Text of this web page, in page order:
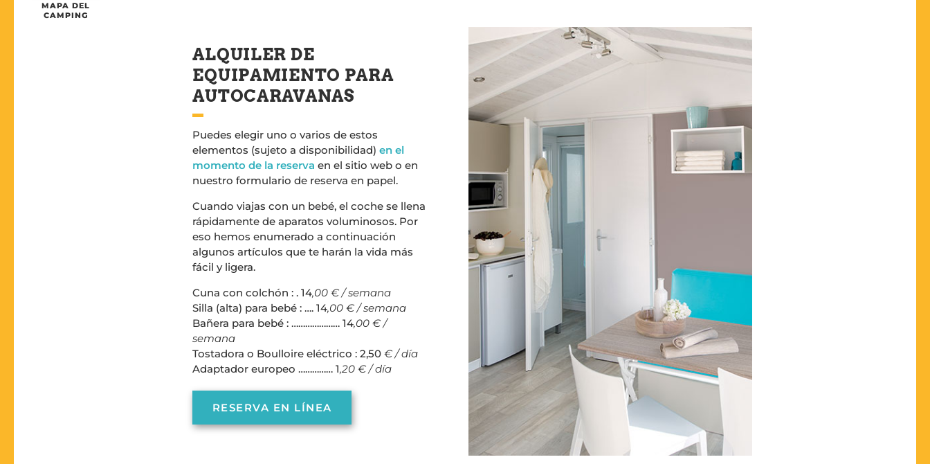
ALQUILER DE
EQUIPAMIENTO PARA
AUTOCARAVANAS
Puedes elegir uno o varios de estos
elementos (sujeto a disponibilidad)en el
momento de la reserva en el sitio web o en
nuestro formulario de reserva en papel.
Cuando viajas con un bebé, el coche se llena
rápidamente de aparatos voluminosos. Por
eso hemos enumerado a continuación
algunos artículos que te harán la vida más
fácil y ligera.
Cuna con colchón : . 14,00 € / semana
Silla (alta) para bebé : …. 14,00 € / semana
Bañera para bebé : ………………… 14,00 € /
semana
Tostadora o Boulloire eléctrico : 2,50 € / día
Adaptador europeo …………… 1,20 € / día
RESERVA EN LÍNEA
MAPA DEL
CAMPING